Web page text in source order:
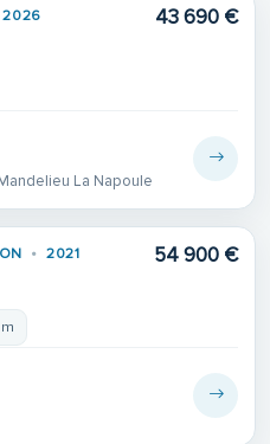
2026 43 690 €
La Napoule
2021 54 900 €